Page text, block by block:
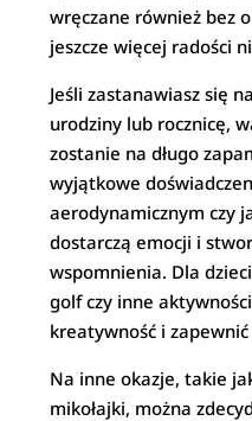
wręczane również bez
jeszcze więcej radości
Jeśli zastanawiasz się
urodziny lub rocznicę,
zostanie na długo
wyjątkowe
aerodynamicznym czy
dostarczą emocji i
wspomnienia. Dla
golf czy inne
kreatywność i
Na inne okazje, takie
mikołajki, można